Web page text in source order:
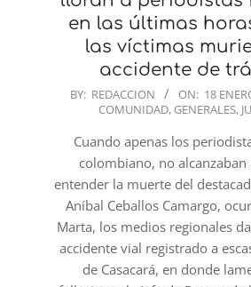
en las últimas
las víctimas
accidente de
2023-
BY: REDACCION ON: 18
COMUNIDAD, GENERALES,
Cuando apenas los
colombiano, no
entender la muerte del
Aníbal Ceballos Camargo,
Marta, los medios regionales
accidente vial registrado a
de Casacará, en donde